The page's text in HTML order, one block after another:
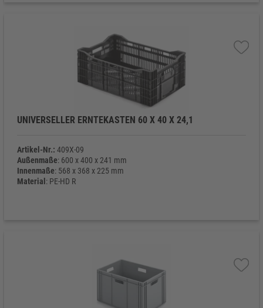
UNIVERSELLER ERNTEKASTEN 60 X 40 X 24,1
Artikel-Nr.: 409X-09
Außenmaße: 600 x 400 x 241 mm
Innenmaße: 568 x 368 x 225 mm
Material : PE-HD R